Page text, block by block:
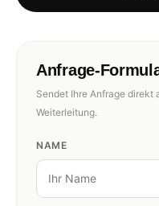
Anfrage-
Sendet Ihre Anfrage direkt
Weiterleitung.
NAME